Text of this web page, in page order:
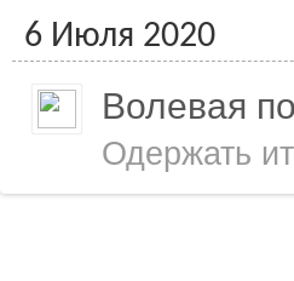
6 Июля 2020
Волевая
Одержать